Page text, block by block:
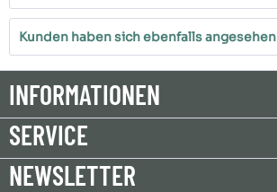
Kunden haben sich ebenfalls angesehen
INFORMATIONEN
SERVICE
NEWSLETTER